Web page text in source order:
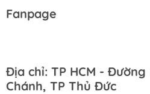
Fanpage
Địa chỉ: TP HCM -
Chánh, TP Thủ Đức